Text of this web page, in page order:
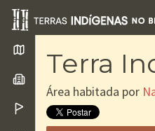
Terra
Área habitada por